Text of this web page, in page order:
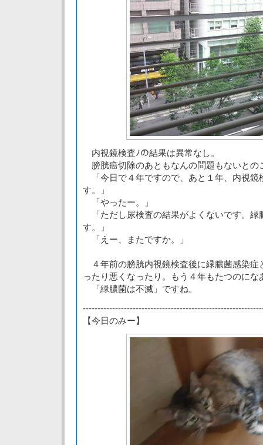
内視鏡検査ﾉの結果は異常なし。
膀胱癌切除のあともなんの問題もないと
「今日で４年ですので、あと１年、内視鏡
す。」
「やったー。」
「ただし尿検査の結果がよくないです。緑
す。」
「えー、またですか。」
４年前の膀胱内視鏡検査後に緑膿菌感染症
ったり悪くなったり。もう４年もたつのにな
「緑膿菌は不滅」ですね。
【今日のみー】